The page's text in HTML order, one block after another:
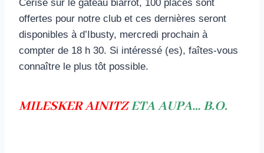
Cerise sur le gâteau biarrot, 100 places sont
offertes pour notre club et ces dernières seront
disponibles à d’Ibusty, mercredi prochain à
compter de 18 h 30. Si intéressé (es), faîtes-vous
connaître le plus tôt possible.
MILESKER AINITZETA AUPA… B.O.